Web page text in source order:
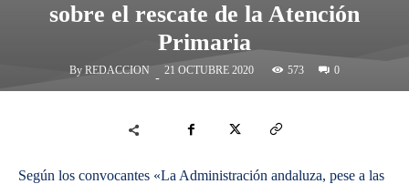
sobre el rescate de la Atención
Primaria
By REDACCION - 21 OCTUBRE 2020 573 0
Según los convocantes «La Administración andaluza, pese a las